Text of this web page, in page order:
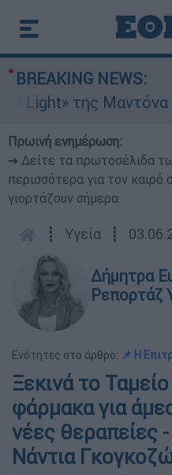
BREAKING NEWS:
της Μαντόνα
Πρωινή ενημέρωση:
➔ Δείτε τα πρωτοσέλιδα
περισσότερα για τον καιρό
γιορτάζουν σήμερα
┋ Υγεία ┋
Δήμητρα
Ρεπορτάζ
Ενότητες στο άρθρο: 📌 Η
Ξεκινά το
φάρμακα για
νέες θεραπείες
Νάντια